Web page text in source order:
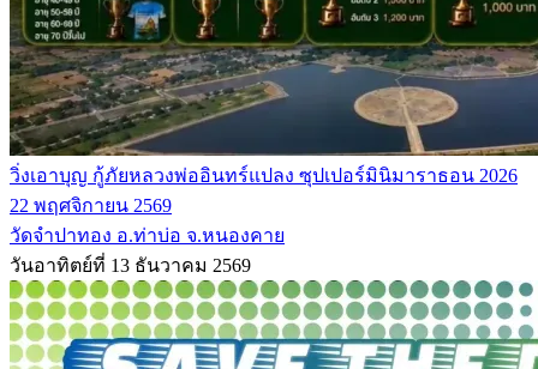
วิ่งเอาบุญ กู้ภัยหลวงพ่ออินทร์แปลง ซุปเปอร์มินิมาราธอน 2026
22 พฤศจิกายน 2569
วัดจำปาทอง อ.ท่าบ่อ จ.หนองคาย
วันอาทิตย์ที่ 13 ธันวาคม 2569